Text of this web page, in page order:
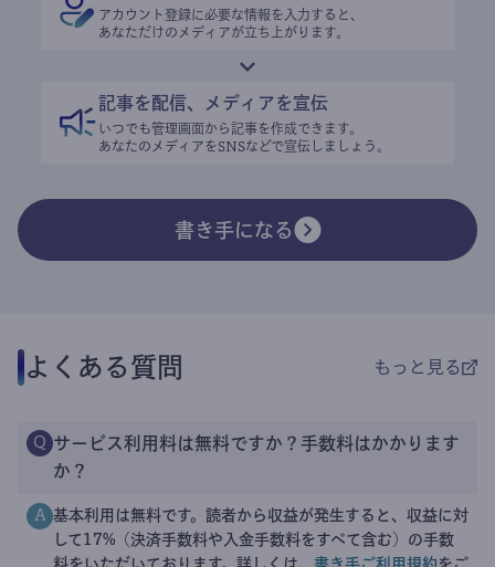
アカウント登録に必要な情報を入力すると、
あなただけのメディアが立ち上がります。
記事を配信、メディアを宣伝
いつでも管理画面から記事を作成できます。
あなたのメディアをSNSなどで宣伝しましょう。
書き手になる
よくある質問 もっと見る
Q サービス利用料は無料ですか？手数料はかかります
か？
A 基本利用は無料です。読者から収益が発生すると、収益に対
して17%（決済手数料や入金手数料をすべて含む）の手数
料をいただいております。詳しくは、 書き手ご利用規約 をご